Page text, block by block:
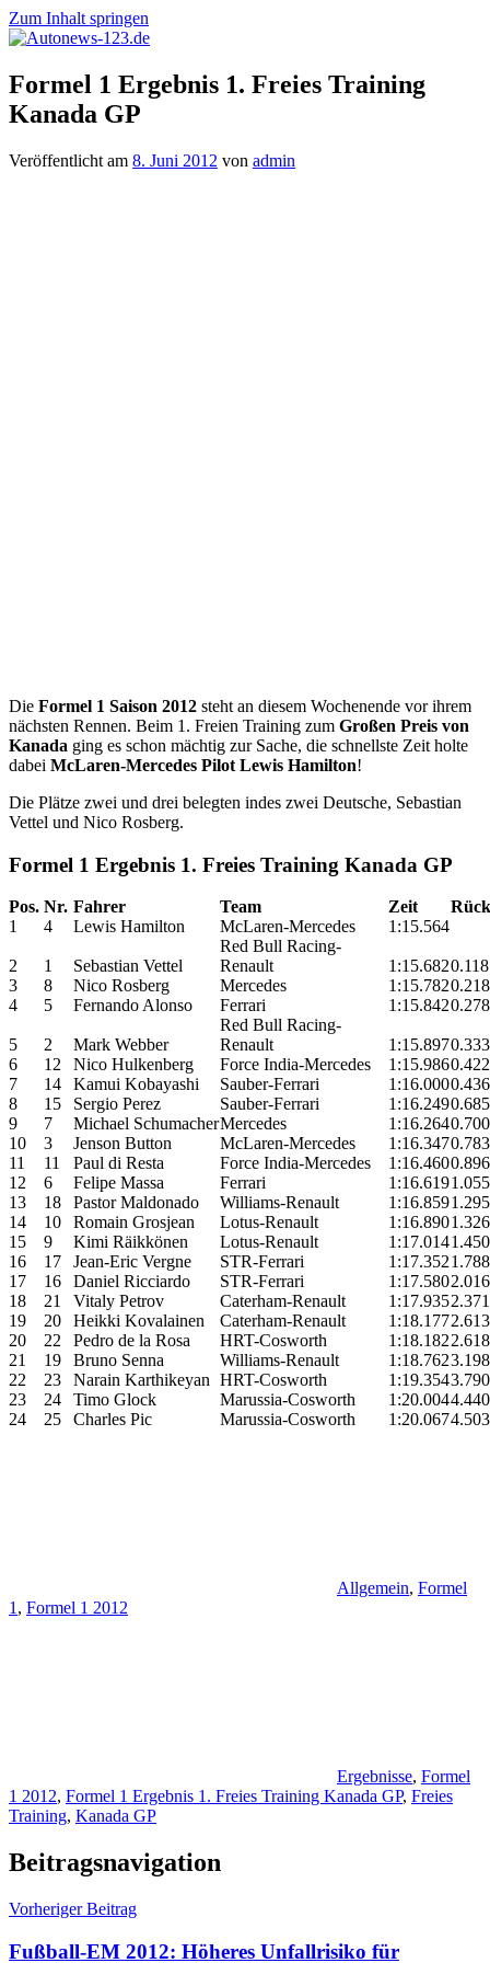
Zum Inhalt springen
Autonews-
123.de
Autonews
mit
Charme
Formel 1 Ergebnis 1. Freies Training
Kanada GP
Veröffentlicht am 8. Juni 2012 von admin
Die Formel 1 Saison 2012 steht an diesem Wochenende vor ihrem
nächsten Rennen. Beim 1. Freien Training zum Großen Preis von
Kanada ging es schon mächtig zur Sache, die schnellste Zeit holte
dabei McLaren-Mercedes Pilot Lewis Hamilton!
Die Plätze zwei und drei belegten indes zwei Deutsche, Sebastian
Vettel und Nico Rosberg.
Formel 1 Ergebnis 1. Freies Training Kanada GP
Pos. Nr. Fahrer Team Zeit
1
4 Lewis Hamilton McLaren-Mercedes 1:15.564
2 1 Sebastian Vettel
Red Bull Racing-
Renault
1:15.6820.118
3
8 Nico Rosberg Mercedes 1:15.7820.218
4
5 Fernando Alonso Ferrari 1:15.8420.278
5 2 Mark Webber
Red Bull Racing-
Renault
1:15.8970.333
6
12 Nico Hulkenberg Force India-Mercedes 1:15.9860.422
7
14 Kamui Kobayashi Sauber-Ferrari 1:16.0000.436
8
15 Sergio Perez Sauber-Ferrari 1:16.2490.685
9
7 Michael SchumacherMercedes 1:16.2640.700
10
3 Jenson Button McLaren-Mercedes 1:16.3470.783
11
11 Paul di Resta Force India-Mercedes 1:16.4600.896
12
6 Felipe Massa Ferrari 1:16.6191.055
13
18 Pastor Maldonado Williams-Renault 1:16.8591.295
14
10 Romain Grosjean Lotus-Renault 1:16.8901.326
15
9 Kimi Räikkönen Lotus-Renault 1:17.0141.450
16
17 Jean-Eric Vergne STR-Ferrari 1:17.3521.788
17
16 Daniel Ricciardo STR-Ferrari 1:17.5802.016
18
21 Vitaly Petrov Caterham-Renault 1:17.9352.371
19
20 Heikki Kovalainen Caterham-Renault 1:18.1772.613
20
22 Pedro de la Rosa HRT-Cosworth 1:18.1822.618
21
19 Bruno Senna Williams-Renault 1:18.7623.198
22
23 Narain Karthikeyan HRT-Cosworth 1:19.3543.790
23
24 Timo Glock Marussia-Cosworth 1:20.0044.440
24
25 Charles Pic Marussia-Cosworth 1:20.0674.503
Allgemein, Formel
1 , Formel 1 2012
Ergebnisse, Formel
1 2012, Formel 1 Ergebnis 1. Freies Training Kanada GP, Freies
Training, Kanada GP
Beitragsnavigation
Vorheriger Beitrag
Fußball-EM 2012: Höheres Unfallrisiko für